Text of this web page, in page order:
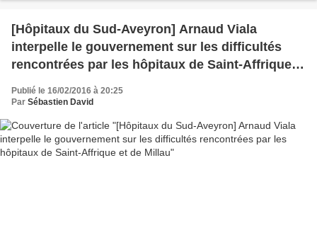
[Hôpitaux du Sud-Aveyron] Arnaud Viala
interpelle le gouvernement sur les difficultés
rencontrées par les hôpitaux de Saint-Affrique
et de Millau
Publié le 16/02/2016 à 20:25
Par Sébastien David